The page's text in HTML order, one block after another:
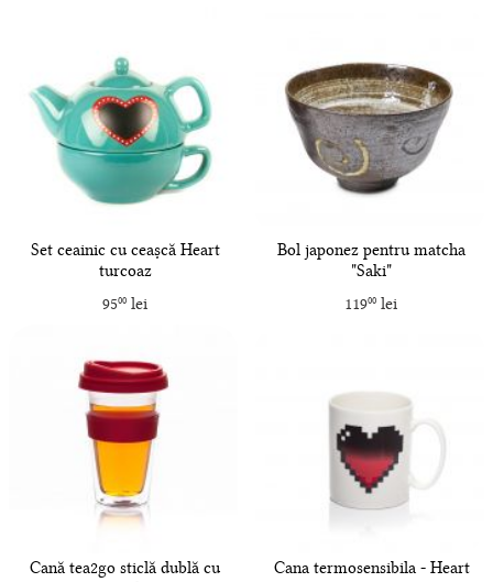
Set ceainic cu ceașcă Heart
turcoaz
9500lei
Bol japonez pentru matcha
"Saki"
11900 lei
Cană tea2go sticlă dublă cu
Cana termosensibila - Heart